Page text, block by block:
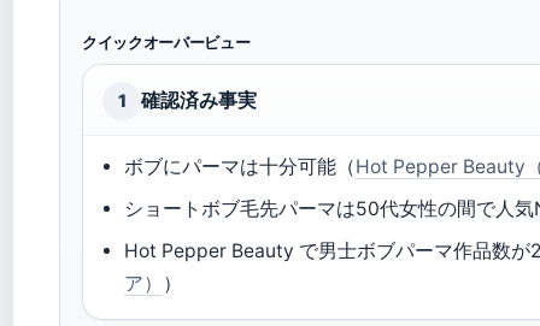
クイックオーバービュー
1 確認済み事実
ボブにパーマは十分可能（Hot Pepper Beauty
ショートボブ毛先パーマは50代女性の間で人気
Hot Pepper Beauty で男士ボブパーマ作品数が
ア） ）